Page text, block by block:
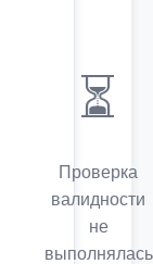
⏳
Проверка
валидности
не
выполнялась